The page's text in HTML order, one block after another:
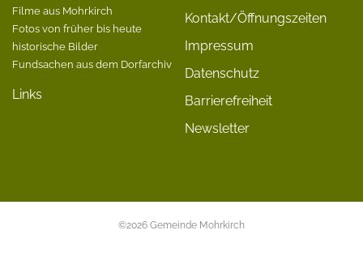
Filme aus Mohrkirch
Fotos von früher bis heute
historische Bilder
Fundsachen aus dem Dorfarchiv
Links
Kontakt/Öffnungszeiten
Impressum
Datenschutz
Barrierefreiheit
Newsletter
©2026 Gemeinde Mohrkirch